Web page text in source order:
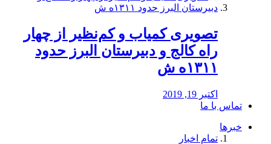
️تصویری کمیاب و کم‌نظیر از چهار
راه كالج و دبيرستان البرز حدود
۱۳۱۱ه ش
اکتبر 19, 2019
تماس با ما
خبرها
تمام اخبار